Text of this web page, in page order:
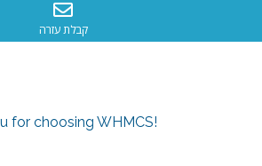
קבלת עזרה
for choosing WHMCS!